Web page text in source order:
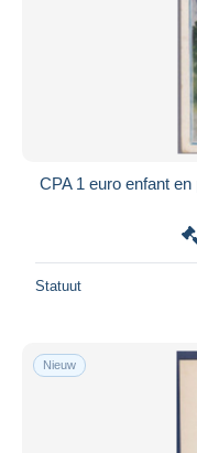
CPA 1 euro enfant
Statuut
Nieuw